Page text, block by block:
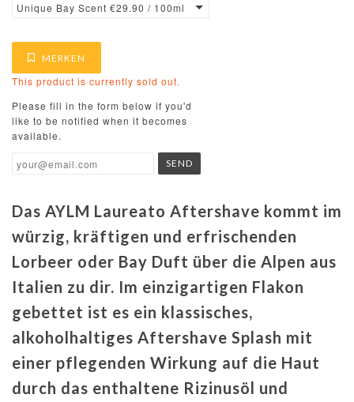
Unique Bay Scent €29.90 / 100ml
MERKEN
This product is currently sold out.
Please fill in the form below if you'd
like to be notified when it becomes
available.
Das AYLM Laureato Aftershave kommt im
würzig, kräftigen und erfrischenden
Lorbeer oder Bay Duft über die Alpen aus
Italien zu dir. Im einzigartigen Flakon
gebettet ist es ein klassisches,
alkoholhaltiges Aftershave Splash mit
einer pflegenden Wirkung auf die Haut
durch das enthaltene Rizinusöl und